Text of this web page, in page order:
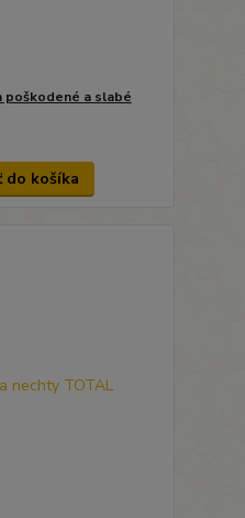
poškodené a slabé
do košíka